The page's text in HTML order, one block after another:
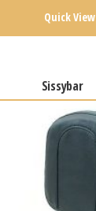
Quick View
sissybar